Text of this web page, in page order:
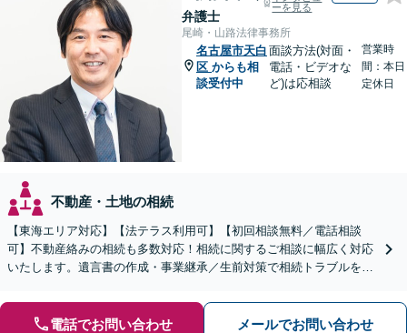
弁護士
ーを見る
尾崎・山路法律事務所
名古屋市天白
区 からも相
談受付中
面談方法(対面・
電話・ビデオな
ど)は応相談
営業時
間：本日
定休日
不動産・土地の相続
【東海エリア対応】【法テラス利用可】【初回相談無料／電話相談
可】不動産絡みの相続も多数対応！相続に関するご相談に幅広く対応
いたします。遺言書の作成・事業継承／生前対策で相続トラブルを回
電話でお問い合わせ メールでお問い合わせ